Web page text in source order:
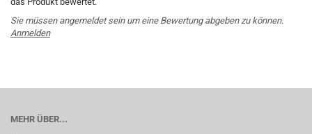
Sie müssen angemeldet sein um eine Bewertung abgeben zu können.
Anmelden
MEHR ÜBER...